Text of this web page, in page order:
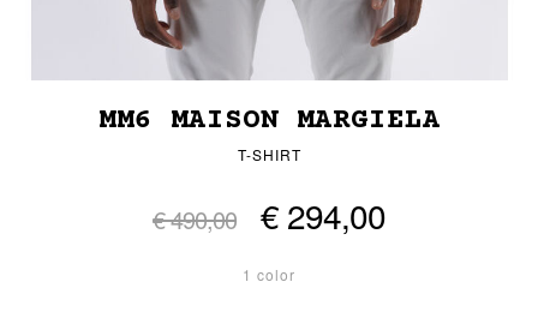
MM6 MAISON MARGIELA
T-SHIRT
€ 490,00 € 294,00
1 color